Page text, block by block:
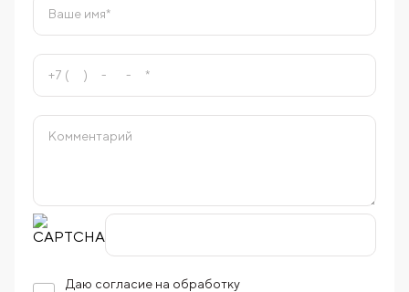
Даю согласие на обработку